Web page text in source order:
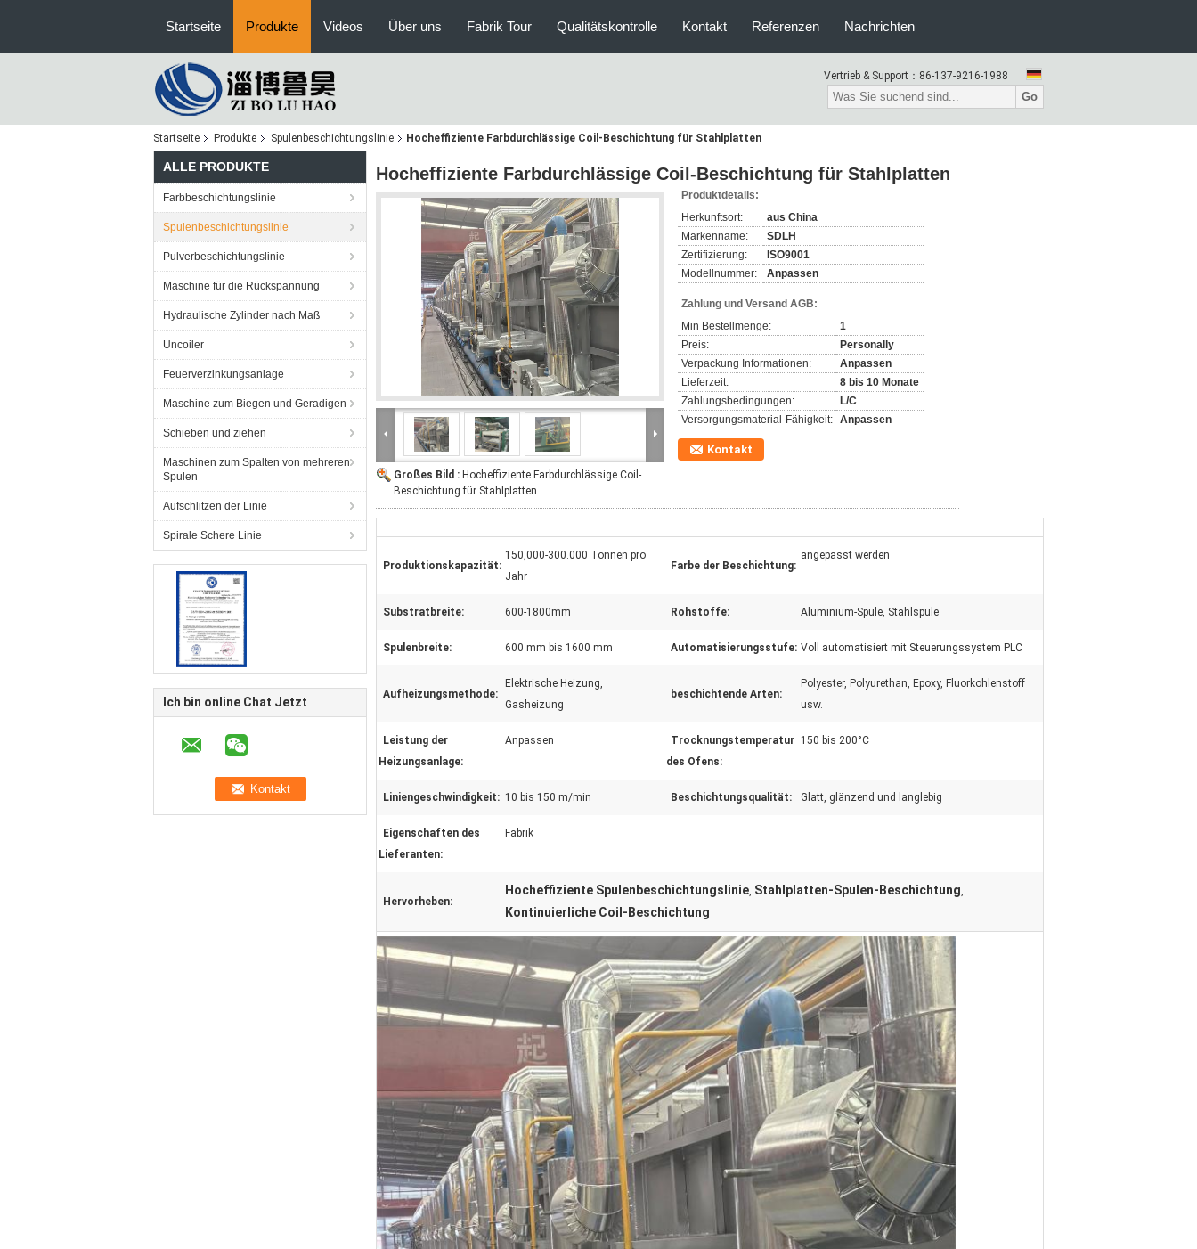
Startseite Produkte Videos Über uns Fabrik Tour Qualitätskontrolle Kontakt Referenzen Nachrichten
Vertrieb & Support： 86-137-9216-1988
Go
Startseite Produkte Spulenbeschichtungslinie Hocheffiziente Farbdurchlässige Coil-Beschichtung für Stahlplatten
ALLE PRODUKTE
Farbbeschichtungslinie
Spulenbeschichtungslinie
Pulverbeschichtungslinie
Maschine für die Rückspannung
Hydraulische Zylinder nach Maß
Uncoiler
Feuerverzinkungsanlage
Maschine zum Biegen und Geradigen
Schieben und ziehen
Maschinen zum Spalten von mehreren
Spulen
Aufschlitzen der Linie
Spirale Schere Linie
Ich bin online Chat Jetzt
Hocheffiziente Farbdurchlässige Coil-Beschichtung für Stahlplatten
Großes Bild : Hocheffiziente Farbdurchlässige Coil-
Beschichtung für Stahlplatten
Produktdetails:
Herkunftsort:
aus China
Markenname:
SDLH
Zertifizierung:
ISO9001
Modellnummer:
Anpassen
Zahlung und Versand AGB:
Min Bestellmenge:
1
Preis:
Personally
Verpackung Informationen:
Anpassen
Lieferzeit:
8 bis 10 Monate
Zahlungsbedingungen:
L/C
Versorgungsmaterial-Fähigkeit: Anpassen
Kontakt
Produktionskapazität:
150,000-300.000 Tonnen pro
Jahr
Farbe der Beschichtung:
angepasst werden
Substratbreite: 600-1800mm Rohstoffe: Aluminium-Spule, Stahlspule
Spulenbreite: 600 mm bis 1600 mm Automatisierungsstufe: Voll automatisiert mit Steuerungssystem PLC
Aufheizungsmethode:
Elektrische Heizung,
Gasheizung
beschichtende Arten:
Polyester, Polyurethan, Epoxy, Fluorkohlenstoff
usw.
Leistung der
Heizungsanlage:
Anpassen
Trocknungstemperatur
des Ofens:
150 bis 200°C
Liniengeschwindigkeit: 10 bis 150 m/min Beschichtungsqualität: Glatt, glänzend und langlebig
Eigenschaften des
Lieferanten:
Fabrik
Hervorheben:
Hocheffiziente Spulenbeschichtungslinie, Stahlplatten-Spulen-Beschichtung,
Kontinuierliche Coil-Beschichtung